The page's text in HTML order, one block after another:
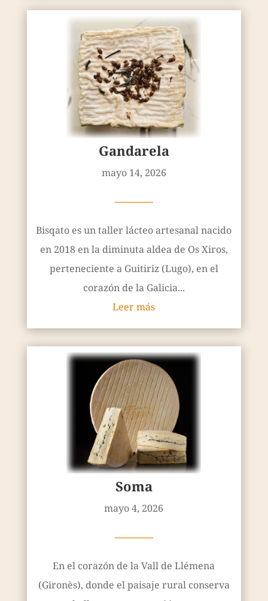
Gandarela
mayo 14, 2026
————
Bisqato es un taller lácteo artesanal nacido
en 2018 en la diminuta aldea de Os Xiros,
perteneciente a Guitiriz (Lugo), en el
corazón de la Galicia...
Leer más
Soma
mayo 4, 2026
————
En el corazón de la Vall de Llémena
(Gironès), donde el paisaje rural conserva